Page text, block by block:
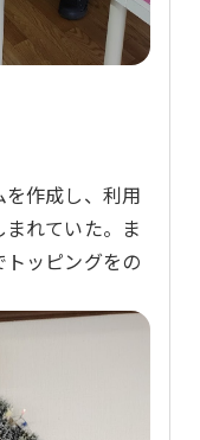
作成し、利用
れていた。ま
ッピングをの